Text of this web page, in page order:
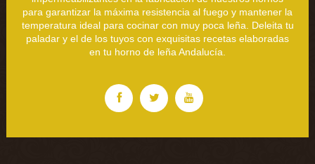
para garantizar la máxima resistencia al fuego y mantener la
temperatura ideal para cocinar con muy poca leña. Deleita tu
paladar y el de los tuyos con exquisitas recetas elaboradas
en tu horno de leña Andalucía.